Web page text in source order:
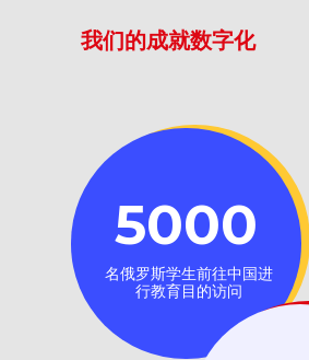
我们的成就数字化
5000
名俄罗斯学生前往中国进
行教育目的访问